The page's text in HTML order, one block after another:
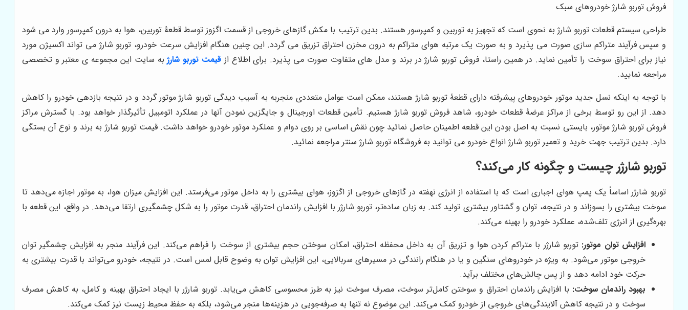
فروش توربو شارژ خودروهای سبک
طراحی سیستم قطعات توربو شارژ به نحوی است که تجهیز به توربین و کمپرسور هستند. بدین ترتیب با مکش گازهای خروجی از قسمت اگزوز توسط قطعۀ توربین، هوا به درون کمپرسور وارد می شود
و سپس فرآیند متراکم سازی صورت می پذیرد و به صورت یک مرتبه هوای متراکم به درون مخزن احتراق تزریق می گردد. این چنین هنگام افزایش سرعت خودرو، توربو شارژ می تواند اکسیژن مورد
نیاز برای احتراق سوخت را تأمین نماید. در همین راستا، فروش توربو شارژ در برند و مدل های متفاوت صورت می پذیرد. برای اطلاع ازقیمت توربو شارژبه سایت این مجموعه ی معتبر و تخصصی
مراجعه نمایید.
با توجه به اینکه نسل جدید موتور خودروهای پیشرفته دارای قطعۀ توربو شارژ هستند، ممکن است عوامل متعددی منجربه به آسیب دیدگی توربو شارژ موتور گردد و در نتیجه بازدهی خودرو را کاهش
دهد. از این رو توسط برخی از مراکز عرضۀ قطعات خودرو، شاهد فروش توربو شارژ هستیم. تأمین قطعات اورجینال و جایگزین نمودن آنها در عملکرد اتومبیل تأثیرگذار خواهد بود. با گسترش مراکز
فروش توربو شارژ موتور، بایستی نسبت به اصل بودن این قطعه اطمینان حاصل نمائید چون نقش اساسی بر روی دوام و عملکرد موتور خودرو خواهد داشت. قیمت توربو شارژ به برند و نوع آن بستگی
دارد. بدین ترتیب جهت خرید و تعمیر توربو شارژ انواع خودرو می توانید به فروشگاه توربو شارژ سنتر مراجعه نمائید.
توربو شارژر چیست و چگونه کار می‌کند؟
توربو شارژر اساساً یک پمپ هوای اجباری است که با استفاده از انرژی نهفته در گازهای خروجی از اگزوز، هوای بیشتری را به داخل موتور می‌فرستد. این افزایش میزان هوا، به موتور اجازه می‌دهد تا
سوخت بیشتری را بسوزاند و در نتیجه، توان و گشتاور بیشتری تولید کند. به زبان ساده‌تر، توربو شارژر با افزایش راندمان احتراق، قدرت موتور را به شکل چشمگیری ارتقا می‌دهد. در واقع، این قطعه با
بهره‌گیری از انرژی تلف‌شده، عملکرد خودرو را بهینه می‌کند.
افزایش توان موتور: توربو شارژر با متراکم کردن هوا و تزریق آن به داخل محفظه احتراق، امکان سوختن حجم بیشتری از سوخت را فراهم می‌کند. این فرآیند منجر به افزایش چشمگیر توان
خروجی موتور می‌شود. به ویژه در خودروهای سنگین و یا در هنگام رانندگی در مسیرهای سربالایی، این افزایش توان به وضوح قابل لمس است. در نتیجه، خودرو می‌تواند با قدرت بیشتری به
حرکت خود ادامه دهد و از پس چالش‌های مختلف برآید.
بهبود راندمان سوخت: با افزایش راندمان احتراق و سوختن کامل‌تر سوخت، مصرف سوخت نیز به طرز محسوسی کاهش می‌یابد. توربو شارژر با ایجاد احتراق بهینه و کامل، به کاهش مصرف
سوخت و در نتیجه کاهش آلایندگی‌های خروجی از خودرو کمک می‌کند. این موضوع نه تنها به صرفه‌جویی در هزینه‌ها منجر می‌شود، بلکه به حفظ محیط زیست نیز کمک می‌کند.